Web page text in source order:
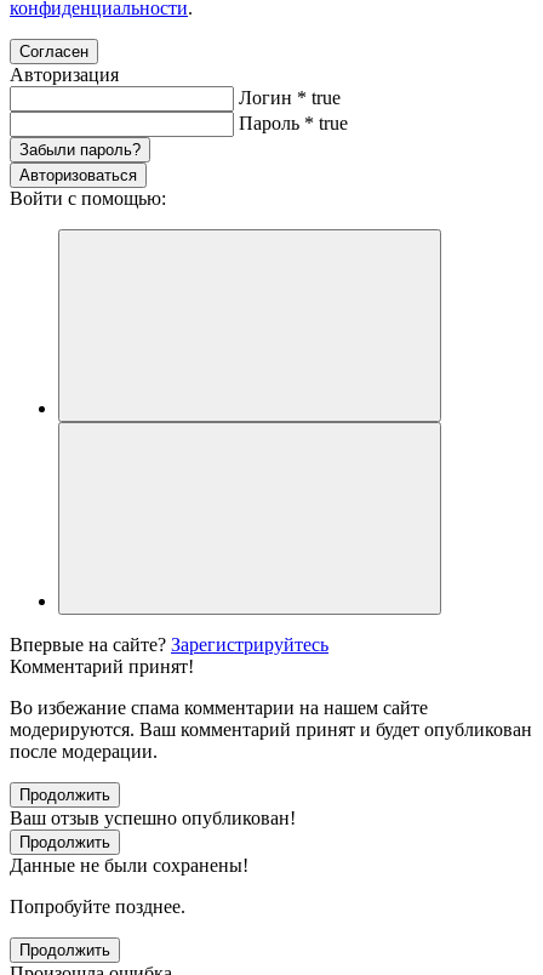
конфиденциальности.
Согласен
Авторизация
Логин * true
Пароль * true
Забыли пароль?
Авторизоваться
Войти с помощью:
Впервые на сайте? Зарегистрируйтесь
Комментарий принят!
Во избежание спама комментарии на нашем сайте
модерируются. Ваш комментарий принят и будет опубликован
после модерации.
Продолжить
Ваш отзыв успешно опубликован!
Продолжить
Данные не были сохранены!
Попробуйте позднее.
Продолжить